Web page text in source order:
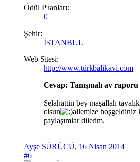
Ödül Puanları:
0
Şehir:
İSTANBUL
Web Sitesi:
http://www.türkbalikavi.com
Cevap: Tanışmalı av raporu
Selahattin bey maşallah
olsun
ailemize hoşgeldiniz
paylaşımlar dilerim.
Ayşe SÜRÜCÜ, 16 Nisan 2014
#6